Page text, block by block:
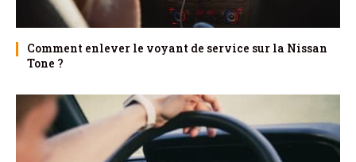
Comment enlever le voyant de service sur la Nissan
Tone ?